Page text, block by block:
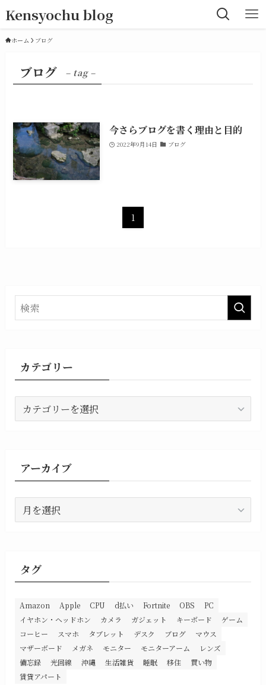
Kensyochu blog
ホーム ブログ
ブログ – tag –
今さらブログを書く理由と目的
2022年9月14日 ブログ
1
カテゴリー
テ
ーアーカイブ
ー
タグ
Amazon Apple CPU d払い Fortnite OBS
PC
イヤホン・ヘッドホン
カメラ ガジェット キーボード
ゲーム
コーヒー
スマホ タブレット デスク ブログ
マウス
マザーボード
メガネ モニター モニターアーム
レンズ
備忘録
光回線 沖縄 生活雑貨 睡眠 移住
買い物
賃貸アパート